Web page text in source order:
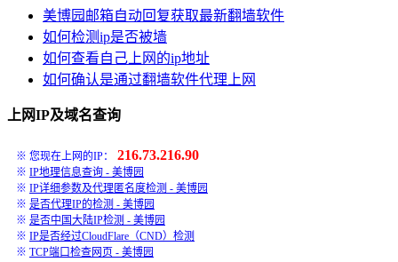
美博园邮箱自动回复获取最新翻墙软件
如何检测ip是否被墙
如何查看自己上网的ip地址
如何确认是通过翻墙软件代理上网
上网IP及域名查询
※ 您现在上网的IP： 216.73.216.90
※ IP地理信息查询 - 美博园
※ IP详细参数及代理匿名度检测 - 美博园
※ 是否代理IP的检测 - 美博园
※ 是否中国大陆IP检测 - 美博园
※ IP是否经过CloudFlare（CND）检测
※ TCP端口检查网页 - 美博园